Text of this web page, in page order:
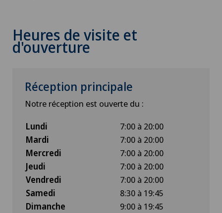
Heures de visite et
d'ouverture
Réception principale
Notre réception est ouverte du :
Lundi
7:00 à 20:00
Mardi
7:00 à 20:00
Mercredi
7:00 à 20:00
Jeudi
7:00 à 20:00
Vendredi
7:00 à 20:00
Samedi
8:30 à 19:45
Dimanche
9:00 à 19:45